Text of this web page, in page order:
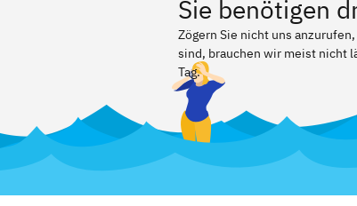
Sie benötigen
Zögern Sie nicht uns
sind, brauchen wir meist nicht
Tag.